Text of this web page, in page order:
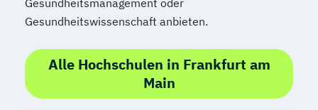
Gesundheitswissenschaft anbieten.
Alle Hochschulen in Frankfurt am
Main